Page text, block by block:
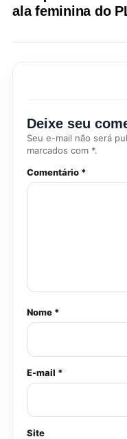
ala feminina do
Deixe seu
Seu e-mail não será
marcados com *.
Comentário *
Nome *
E-mail *
Site